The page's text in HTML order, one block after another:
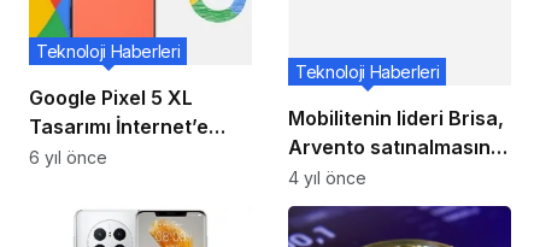
Google Pixel 5 XL
Tasarımı İnternet’e
Sızdırıldı!
Teknoloji Haberleri
6 yıl önce
Mobilitenin lideri Brisa,
Arvento satınalmasının
ardından şimdi
elektrikli araç şarj
istasyonlarını
Teknoloji Haberleri
4 yıl önce